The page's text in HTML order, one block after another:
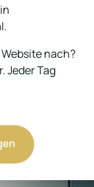
nach?
Jeder Tag